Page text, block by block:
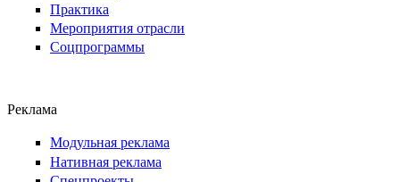
Практика
Мероприятия отрасли
Соцпрограммы
Реклама
Модульная реклама
Нативная реклама